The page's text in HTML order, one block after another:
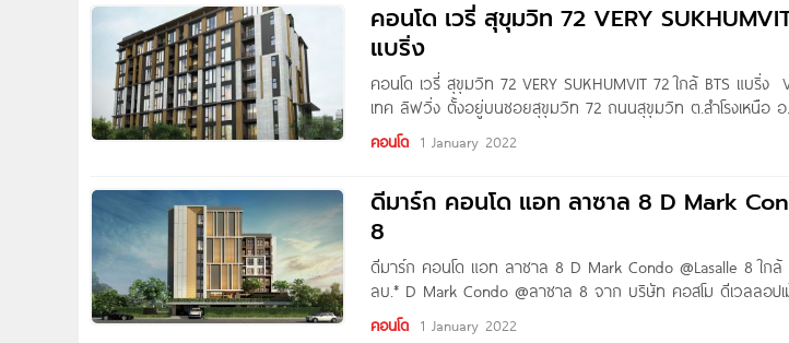
คอนโด เวรี่ สุขุมวิท 72 VERY
แบริ่ง
คอนโด เวรี่ สุขุมวิท 72 VERY SUKHUMVIT 72 ใกล้ BTS แบริ่ง
เทค ลิฟวิ่ง ตั้งอยู่บนซอยสุขุมวิท 72 ถนนสุขุมวิท ต.สำโรงเหนือ อ
ใกล้รถไฟฟ้า BTS แบริ่ง ประมาณ 350 เมตร ใกล้ทางด่วนบางนา,
คอนโด 1 January 2022
ดีมาร์ก คอนโด แอท ลาซาล 8 D Mark
8
ดีมาร์ก คอนโด แอท ลาซาล 8 D Mark Condo @Lasalle 8 ใกล้
ลบ.* D Mark Condo @ลาซาล 8 จาก บริษัท คอสโม ดีเวลลอป
ภายในลาซาล ซอย 8 แขวงบางนา
คอนโด 1 January 2022